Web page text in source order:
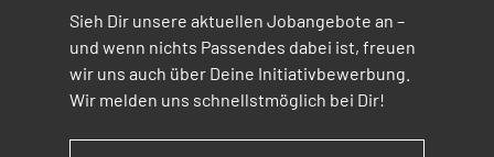
Sieh Dir unsere aktuellen Jobangebote an –
und wenn nichts Passendes dabei ist, freuen
wir uns auch über Deine Initiativbewerbung.
Wir melden uns schnellstmöglich bei Dir!